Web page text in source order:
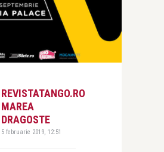
REVISTATANGO.RO
MAREA
DRAGOSTE
5 februarie 2019, 12:51